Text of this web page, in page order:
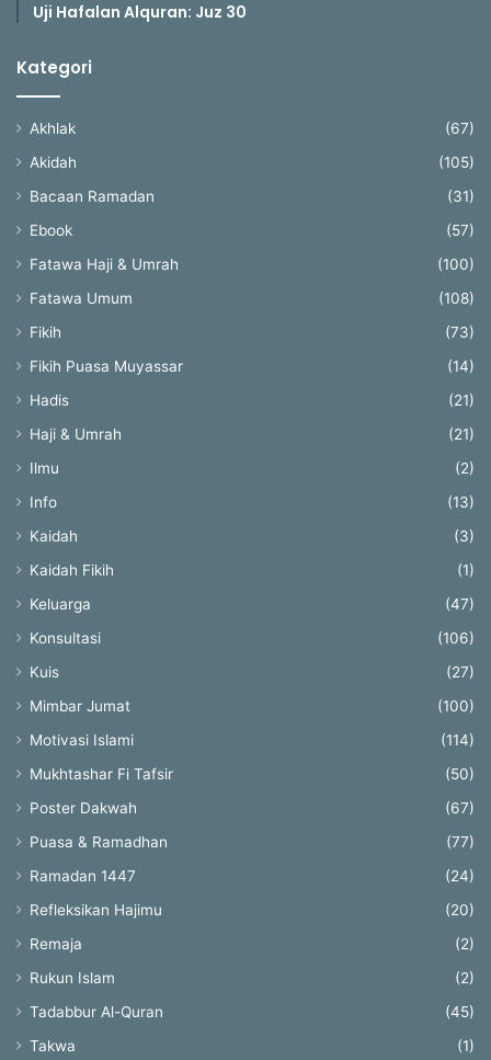
Uji Hafalan Alquran: Juz 30
Kategori
Akhlak
(67)
Akidah
(105)
Bacaan Ramadan
(31)
Ebook
(57)
Fatawa Haji & Umrah
(100)
Fatawa Umum
(108)
Fikih
(73)
Fikih Puasa Muyassar
(14)
Hadis
(21)
Haji & Umrah
(21)
Ilmu
(2)
Info
(13)
Kaidah
(3)
Kaidah Fikih
(1)
Keluarga
(47)
Konsultasi
(106)
Kuis
(27)
Mimbar Jumat
(100)
Motivasi Islami
(114)
Mukhtashar Fi Tafsir
(50)
Poster Dakwah
(67)
Puasa & Ramadhan
(77)
Ramadan 1447
(24)
Refleksikan Hajimu
(20)
Remaja
(2)
Rukun Islam
(2)
Tadabbur Al-Quran
(45)
Takwa
(1)